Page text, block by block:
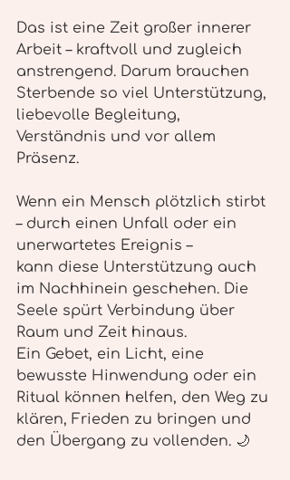
Das ist eine Zeit großer innerer
Arbeit – kraftvoll und zugleich
anstrengend. Darum brauchen
Sterbende so viel Unterstützung,
liebevolle Begleitung,
Verständnis und vor allem
Präsenz.
Wenn ein Mensch plötzlich stirbt
– durch einen Unfall oder ein
unerwartetes Ereignis –
kann diese Unterstützung auch
im Nachhinein geschehen. Die
Seele spürt Verbindung über
Raum und Zeit hinaus.
Ein Gebet, ein Licht, eine
bewusste Hinwendung oder ein
Ritual können helfen, den Weg zu
klären, Frieden zu bringen und
den Übergang zu vollenden. 🌙